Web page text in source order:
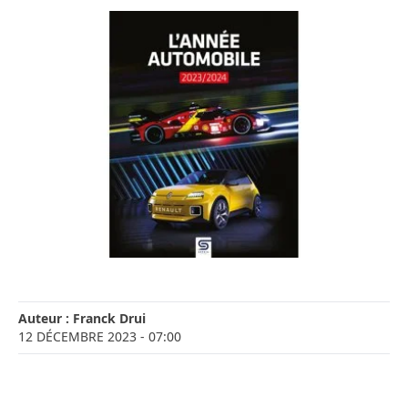
Auteur : Franck Drui
12 DÉCEMBRE 2023 - 07:00